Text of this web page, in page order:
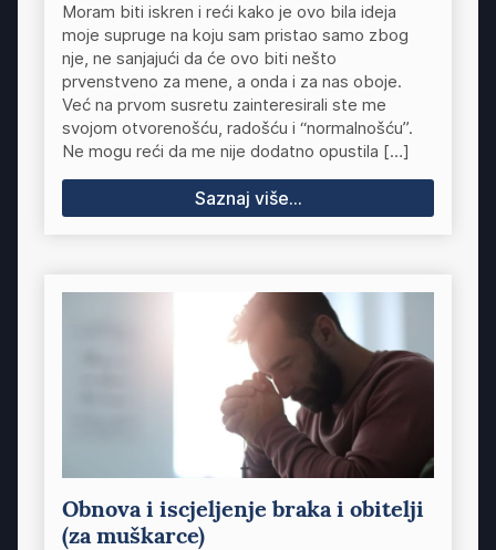
Moram biti iskren i reći kako je ovo bila ideja
moje supruge na koju sam pristao samo zbog
nje, ne sanjajući da će ovo biti nešto
prvenstveno za mene, a onda i za nas oboje.
Već na prvom susretu zainteresirali ste me
svojom otvorenošću, radošću i “normalnošću”.
Ne mogu reći da me nije dodatno opustila […]
Saznaj više...
Obnova i iscjeljenje braka i obitelji
(za muškarce)